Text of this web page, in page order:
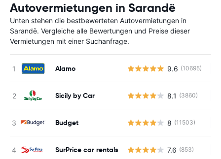
Autovermietungen in Sarandë
Unten stehen die bestbewerteten Autovermietungen in
Sarandë. Vergleiche alle Bewertungen und Preise dieser
Vermietungen mit einer Suchanfrage.
Alamo 9.6 (10695)
Sicily by Car 8.1 (3860)
Budget 8 (11503)
SurPrice car rentals 7.6 (853)